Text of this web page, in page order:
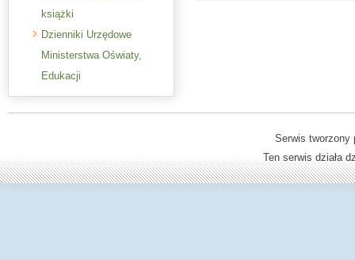
książki
Dzienniki Urzędowe
Ministerstwa Oświaty,
Edukacji
Serwis
Ten serwis działa